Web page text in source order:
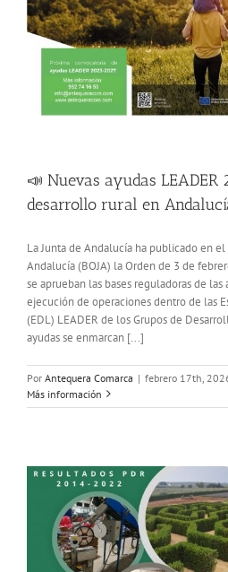
📣 Nuevas ayudas
desarrollo rural en
La Junta de Andalucía ha publicado en
Andalucía (BOJA) la Orden de 3 de
se aprueban las bases reguladoras de las
ejecución de operaciones dentro de las
(EDL) LEADER de los Grupos de
ayudas se enmarcan [...]
Por Antequera Comarca | febrero 17th,
Más información